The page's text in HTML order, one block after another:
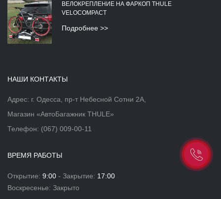
ВЕЛОКРЕПЛЕНИЕ НА ФАРКОП THULE
VELOCOMPACT
Подробнее >>
НАШИ КОНТАКТЫ
Адрес: г. Одесса, пр-т Небесной Сотни 2А,
Магазин «АвтоБагажник THULE»
Телефон: (067) 009-00-11
ВРЕМЯ РАБОТЫ
Открытие: 9:00 - Закрытие: 17:00
Воскресенье: Закрыто